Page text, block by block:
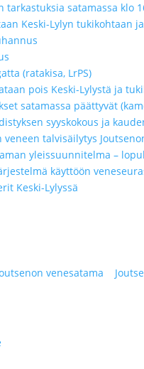
tarkastuksia satamassa klo
Keski-Lylyn tukikohtaan
(ratakisa, LrPS)
pois Keski-Lylystä ja
satamassa päättyvät
syyskokous ja
talvisäilytys
yleissuunnitelma –
käyttöön
Keski-Lylyssä
venesatama